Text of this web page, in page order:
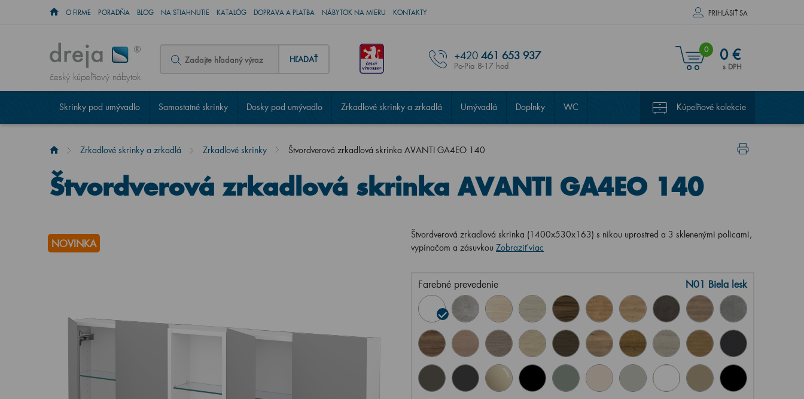
O FIRME PORADŇA BLOG NA STIAHNUTIE KATALÓG DOPRAVA A PLATBA NÁBYTOK NA MIERU KONTAKTY PRIHLÁSIŤ SA
český kúpeľňový nábytok
HĽADAŤ +420 461 653 937
Po-Pia 8-17 hod
0 0 €
s DPH
Skrinky pod umývadlo Samostatné skrinky Dosky pod umývadlo Zrkadlové skrinky a zrkadlá Umývadlá Doplnky WC Kúpeľňové kolekcie
Zrkadlové skrinky a zrkadlá Zrkadlové skrinky Štvordverová zrkadlová skrinka AVANTI GA4EO 140
Štvordverová zrkadlová skrinka AVANTI GA4EO 140
NOVINKA
Štvordverová zrkadlová skrinka (1400x530x163) s nikou uprostred a 3 sklenenými policami,
vypínačom a zásuvkou Zobraziť viac
Farebné prevedenie N01 Biela lesk